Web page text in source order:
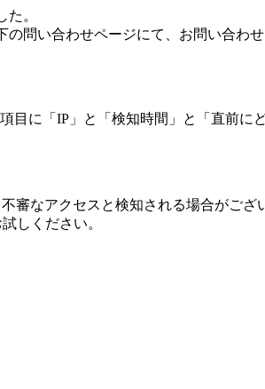
。
問い合わせページにて、お問い合わせ
に「IP」と「検知時間」と「直前に
審なアクセスと検知される場合がござ
しください。